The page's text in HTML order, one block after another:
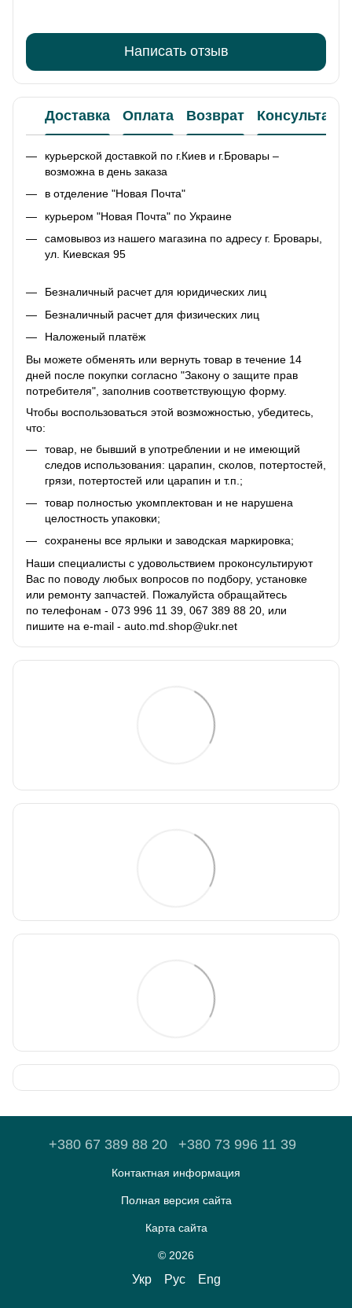
Написать отзыв
Доставка Оплата Возврат
курьерской доставкой по г.Киев и г.Бровары –
возможна в день заказа
в отделение "Новая Почта"
курьером "Новая Почта" по Украине
самовывоз из нашего магазина по адресу г. Бровары,
ул. Киевская 95
Безналичный расчет для юридических лиц
Безналичный расчет для физических лиц
Наложеный платёж
Вы можете обменять или вернуть товар в течение 14
дней после покупки согласно "Закону о защите прав
потребителя", заполнив соответствующую форму.
Чтобы воспользоваться этой возможностью, убедитесь,
что:
товар, не бывший в употреблении и не имеющий
следов использования: царапин, сколов, потертостей,
грязи, потертостей или царапин и т.п.;
товар полностью укомплектован и не нарушена
целостность упаковки;
сохранены все ярлыки и заводская маркировка;
Наши специалисты с удовольствием проконсультируют
Вас по поводу любых вопросов по подбору, установке
или ремонту запчастей. Пожалуйста обращайтесь
по телефонам - 073 996 11 39, 067 389 88 20, или
пишите на e-mail - auto.md.shop@ukr.net
+380 67 389 88 20 +380 73 996 11 39
Контактная информация
Полная версия сайта
Карта сайта
© 2026
Укр Рус Eng